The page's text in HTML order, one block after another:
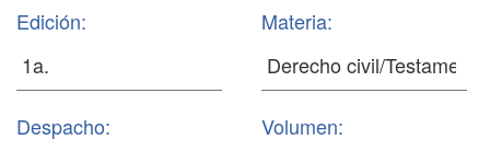
Edición: Materia:
Despacho: Volumen: